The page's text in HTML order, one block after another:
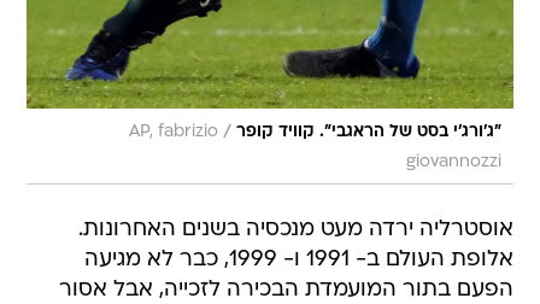
"ג'ורג'י בסט של הראגבי". קוויד קופר /
AP, fabrizio
giovannozzi
אוסטרליה ירדה מעט מנכסיה בשנים האחרונות.
אלופת העולם ב- 1991 ו- 1999, כבר לא מגיעה
הפעם בתור המועמדת הבכירה לזכייה, אבל אסור